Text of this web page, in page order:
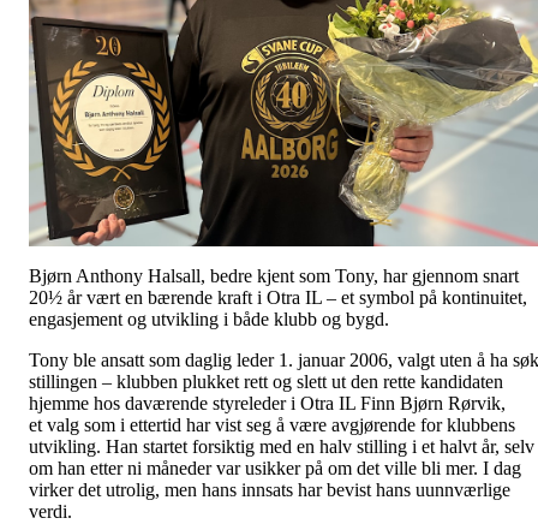
Bjørn Anthony Halsall, bedre kjent som Tony, har gjennom snart
20½ år vært en bærende kraft i Otra IL – et symbol på kontinuitet,
engasjement og utvikling i både klubb og bygd.
Tony ble ansatt som daglig leder 1. januar 2006, valgt uten å ha
stillingen – klubben plukket rett og slett ut den rette kandidaten
hjemme hos daværende styreleder i Otra IL Finn Bjørn Rørvik,
et valg som i ettertid har vist seg å være avgjørende for klubbens
utvikling. Han startet forsiktig med en halv stilling i et halvt år, selv
om han etter ni måneder var usikker på om det ville bli mer. I dag
virker det utrolig, men hans innsats har bevist hans uunnværlige
verdi.